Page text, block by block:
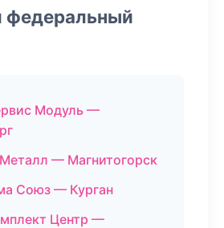
федеральный
Модуль —
— Магнитогорск
Союз — Курган
Центр —